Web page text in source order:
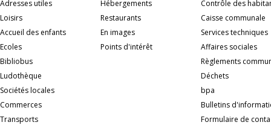
Adresses utiles
Loisirs
Accueil des enfants
Ecoles
Bibliobus
Ludothèque
Sociétés locales
Commerces
Transports
Hébergements
Restaurants
En images
Points d'intérêt
Contrôle des
Caisse communale
Services techniques
Affaires sociales
Règlements
Déchets
bpa
Bulletins
Formulaire de